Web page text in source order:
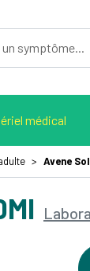
en ligne à
médical
Avene